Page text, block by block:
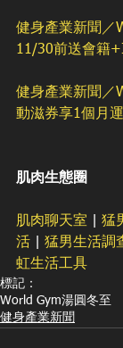
健身產業新聞／
11/30前送會籍
健身產業新聞／
動滋券享1個月
肌肉生態圈
肌肉聊天室 猛
活
猛男生活調
虹生活工具
標記：
World Gym湯圓 冬至
健身產業新聞